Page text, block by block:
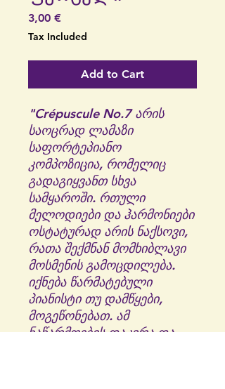
3,00 €
Tax Included
Add to Cart
"Crépuscule No.7 არის
საოცრად ლამაზი
საფორტეპიანო
კომპოზიცია, რომელიც
გადაგიყვანთ სხვა
სამყაროში. რთული
მელოდიები და ჰარმონიები
ოსტატურად არის ნაქსოვი,
რათა შექმნან მომხიბლავი
მოსმენის გამოცდილება.
იქნება წარმატებული
პიანისტი თუ დამწყები,
მოგეწონებათ. ამ
ნაწარმოების დაკვრა და